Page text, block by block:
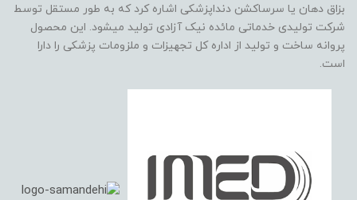
بزاق دهان یا سرساکشن دنداپزشکی اشاره کرد که به طور مستقل توسط
شرکت تولیدی خدماتی مائده نیک آزادی تولید میشود. این محصول
پروانه ساخت و تولید از اداره کل تجهیزات و ملزومات پزشکی را دارا
است.